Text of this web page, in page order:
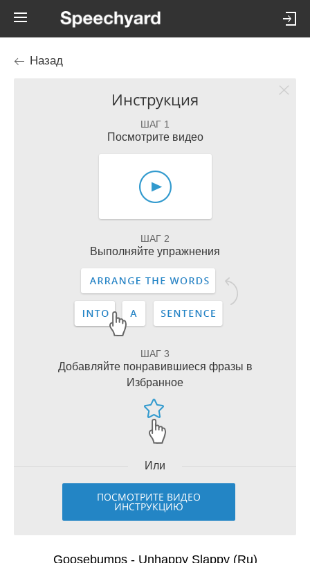
Назад
Инструкция
ШАГ 1
Посмотрите видео
ШАГ 2
Выполняйте упражнения
ШАГ 3
Добавляйте понравившиеся фразы в
Избранное
Или
ПОСМОТРИТЕ ВИДЕО
ИНСТРУКЦИЮ
Goosebumps - Unhappy Slappy (Ru)